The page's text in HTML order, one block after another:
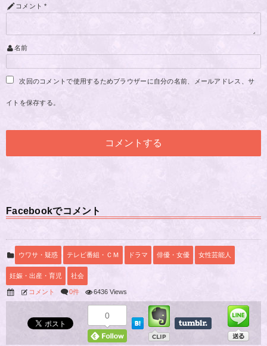
コメント *
名前
次回のコメントで使用するためブラウザーに自分の名前、メールアドレス、サ
イトを保存する。
Facebookでコメント
ウワサ・疑惑 テレビ番組・ＣＭ ドラマ 俳優・女優 女性芸能人
妊娠・出産・育児 社会
コメント 0件 6436 Views
0